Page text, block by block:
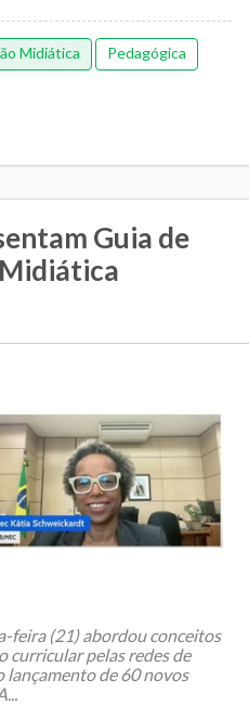
Midiática Pedagógica
Guia de
feira (21) abordou conceitos
curricular pelas redes de
lançamento de 60 novos